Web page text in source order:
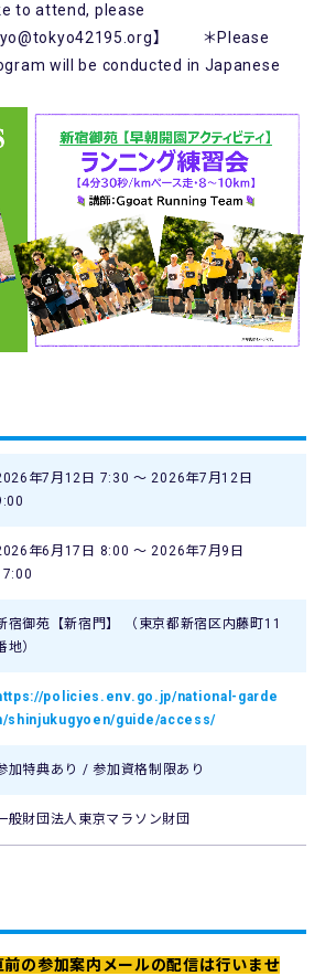
to attend, please
】 ＊Please
will be conducted in Japanese
年7月12日 7:30 〜 2026年7月12日
年6月17日 8:00 〜 2026年7月9日
宿御苑【新宿門】 （東京都新宿区内藤町11
地）
policies.env.go.jp/national-garde
shinjukugyoen/guide/access/
加特典あり / 参加資格制限あり
般財団法人東京マラソン財団
前の参加案内メールの配信は行いませ